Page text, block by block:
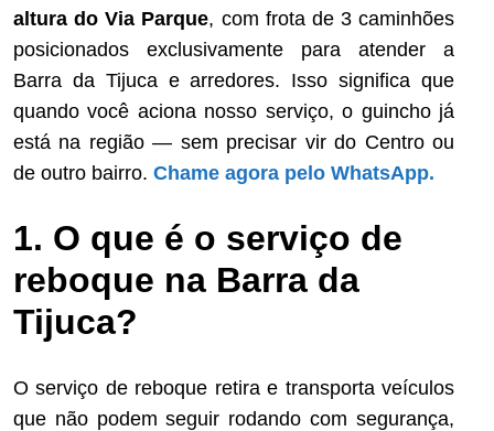
altura do Via Parque, com frota de 3 caminhões
posicionados exclusivamente para atender a
Barra da Tijuca e arredores. Isso significa que
quando você aciona nosso serviço, o guincho já
está na região — sem precisar vir do Centro ou
de outro bairro. Chame agora pelo WhatsApp.
1. O que é o serviço de
reboque na Barra da
Tijuca?
O serviço de reboque retira e transporta veículos
que não podem seguir rodando com segurança,